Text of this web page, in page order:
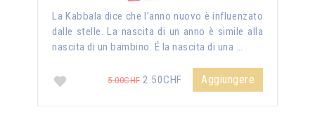
La Kabbala dice che l'anno nuovo è influenzato
dalle stelle. La nascita di un anno è simile alla
nascita di un bambino. É la nascita di una …
5.00CHF2.50CHF Aggiungere